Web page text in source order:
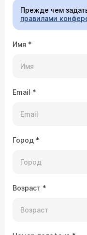
Прежде чем
правилами
Имя *
Email *
Город *
Возраст *